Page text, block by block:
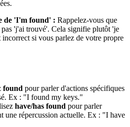
de 'I'm found' : Rappelez-vous que
'j'ai trouvé'. Cela signifie plutôt 'je
incorrect si vous parlez de votre propre
found pour parler d'actions spécifiques
Ex : "I found my keys."
have/has found pour parler
une répercussion actuelle. Ex : "I have